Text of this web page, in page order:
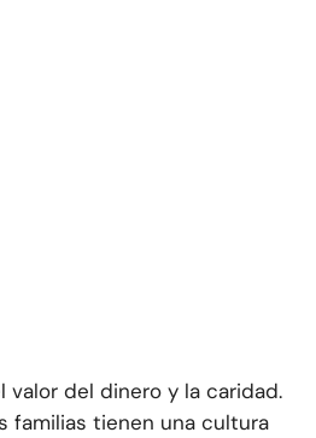
valor del dinero y la caridad.
familias tienen una cultura